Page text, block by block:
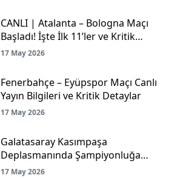
CANLI | Atalanta – Bologna Maçı
Başladı! İşte İlk 11’ler ve Kritik
Mücadele Detayları
17 May 2026
Fenerbahçe – Eyüpspor Maçı Canlı
Yayın Bilgileri ve Kritik Detaylar
17 May 2026
Galatasaray Kasımpaşa
Deplasmanında Şampiyonluğa
Koşuyor!
17 May 2026